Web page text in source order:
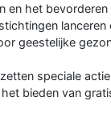
en het
geestelijke
speciale
bieden van